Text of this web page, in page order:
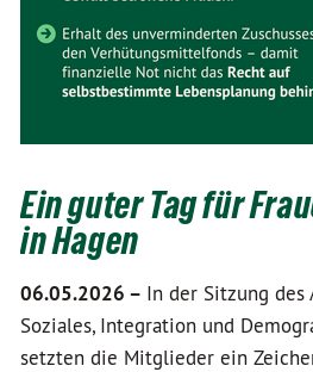
Ein guter Tag für
in Hagen
06.05.2026 – In der Sitzung des
Soziales, Integration und
setzten die Mitglieder ein